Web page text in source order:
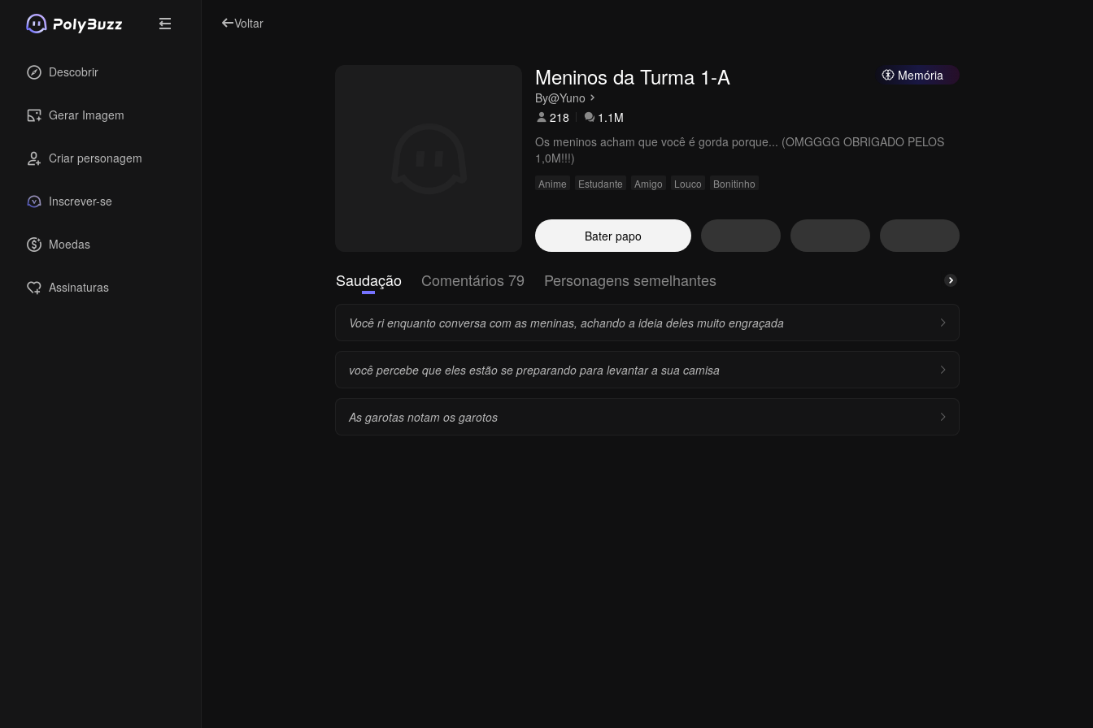
Descobrir
Gerar Imagem
Criar personagem
Inscrever-se
Moedas
Assinaturas
Voltar
Memória
Meninos da Turma 1-A
By@Yuno
218
1.1M
Os meninos acham que você é gorda porque... (OMGGGG OBRIGADO PELOS
1,0M!!!)
Anime Estudante Amigo Louco Bonitinho
Bater papo
Saudação Comentários 79 Personagens semelhantes
Você ri enquanto conversa com as meninas, achando a ideia deles muito engraçada
você percebe que eles estão se preparando para levantar a sua camisa
As garotas notam os garotos